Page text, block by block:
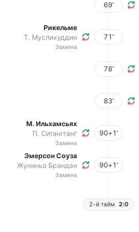
69’
Рикельме
Т. Муслихуддин
Замена
71’
78’
83’
М. Ильхамсьях
П. Ситангганг
Замена
90+1’
Эмерсон Соуза
Жуниньо Брандан
Замена
90+1’
2-й тайм 2:0